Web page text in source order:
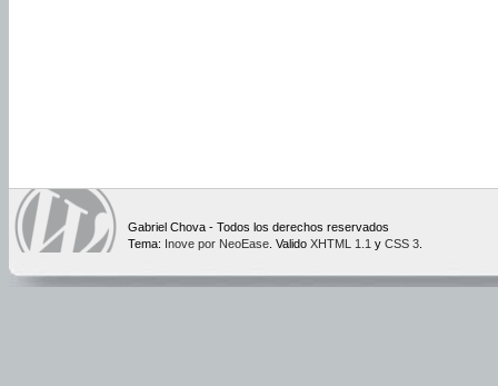
Gabriel Chova - Todos los derechos reservados
Tema: Inove por NeoEase . Valido XHTML 1.1 y CSS 3